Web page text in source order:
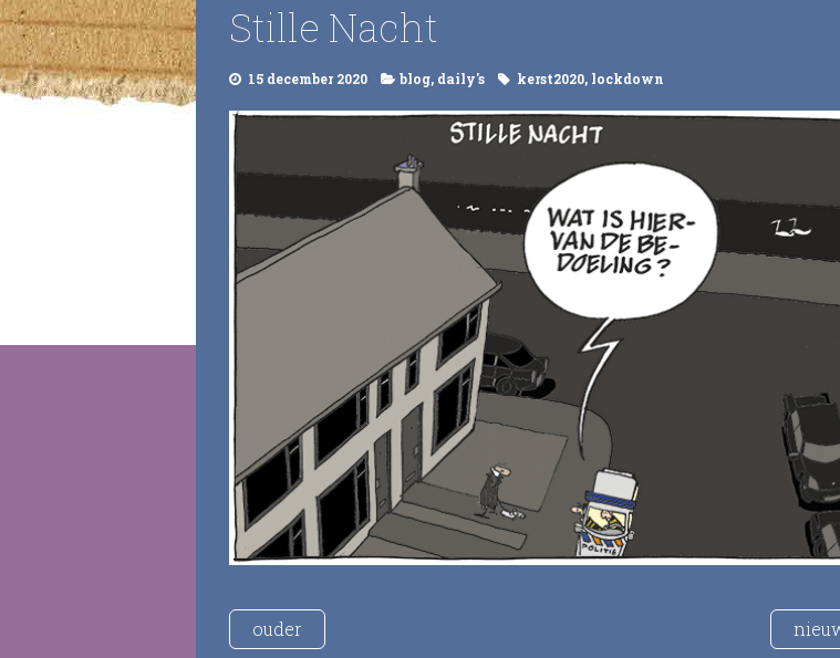
Stille Nacht
15 december 2020 blog, daily's kerst2020, lockdown
ouder